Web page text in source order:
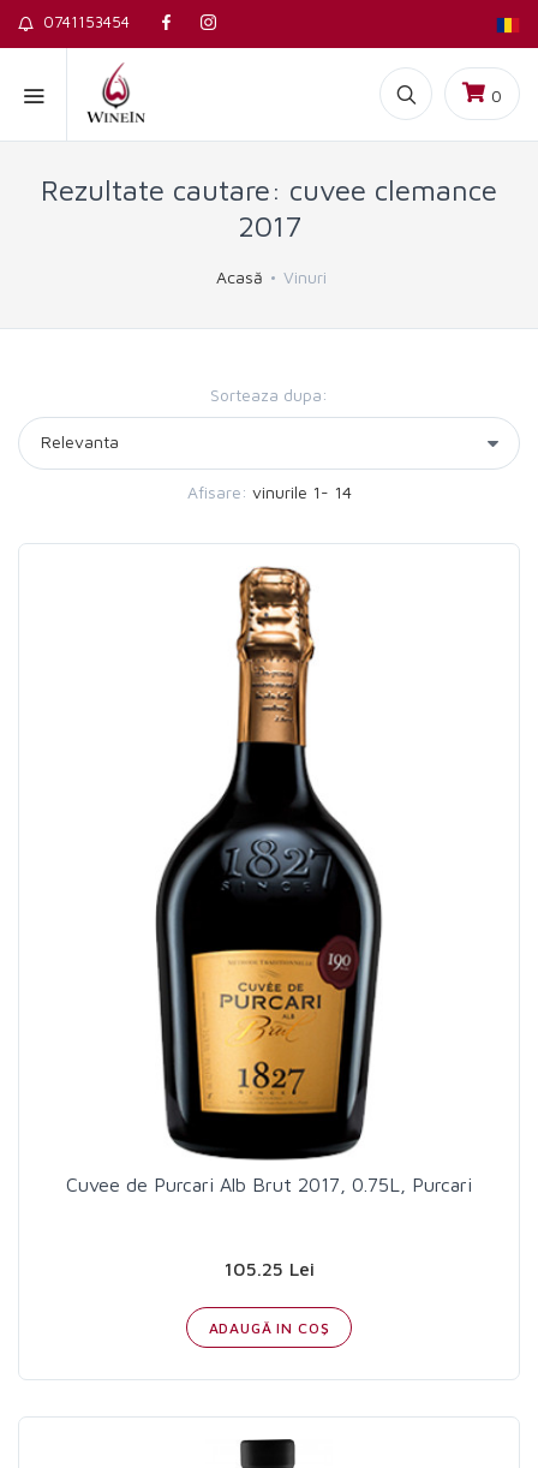
0741153454
0
Rezultate cautare: cuvee clemance
2017
Acasă Vinuri
Sorteaza dupa:
Afisare: vinurile 1- 14
Cuvee de Purcari Alb Brut 2017, 0.75L, Purcari
105.25 Lei
ADAUGĂ IN COŞ